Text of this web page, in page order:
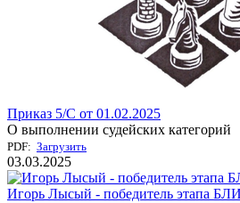
Приказ 5/С от 01.02.2025
О выполнении судейских категорий
PDF: Загрузить
03.03.2025
Игорь Лысый - победитель этапа